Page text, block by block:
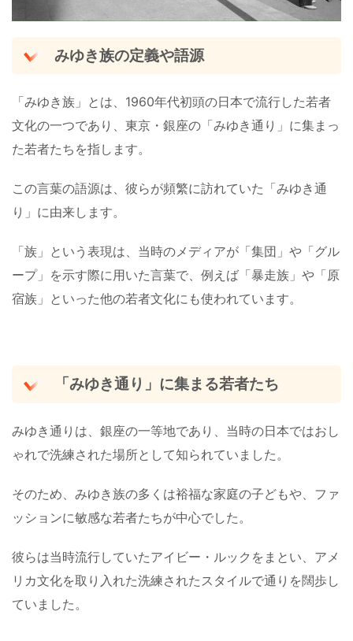
みゆき族の定義や語源
「みゆき族」とは、1960年代初頭の日本で流行した若者
文化の一つであり、東京・銀座の「みゆき通り」に集まっ
た若者たちを指します。
この言葉の語源は、彼らが頻繁に訪れていた「みゆき通
り」に由来します。
「族」という表現は、当時のメディアが「集団」や「グル
ープ」を示す際に用いた言葉で、例えば「暴走族」や「原
宿族」といった他の若者文化にも使われています。
「みゆき通り」に集まる若者たち
みゆき通りは、銀座の一等地であり、当時の日本ではおし
ゃれで洗練された場所として知られていました。
そのため、みゆき族の多くは裕福な家庭の子どもや、ファ
ッションに敏感な若者たちが中心でした。
彼らは当時流行していたアイビー・ルックをまとい、アメ
リカ文化を取り入れた洗練されたスタイルで通りを闊歩し
ていました。